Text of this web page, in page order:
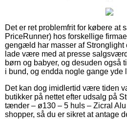
Det er ret problemfrit for købere at
PriceRunner) hos forskellige
gengæld har masser af Stronglight
lade være med at presse
børn og babyer, og desuden også
i bund, og endda nogle gange yde
Det kan dog imidlertid være tiden
butikker på nettet efter udsalg på
tænder – ø130 – 5 huls – Zicral
shopper, så du er sikret at antage